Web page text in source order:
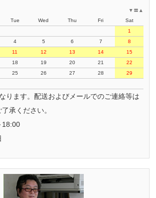
▲
〓
▼
Tue Wed Thu Fri
Sat
1
4 5 6 7
8
11 12 13 14
15
18 19 20 21
22
25 26 27 28
29
ります。配送およびメールでのご連絡等は
承ください。
18:00